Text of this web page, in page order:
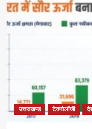
उत्तराखण्ड टेक्नोलॉजी